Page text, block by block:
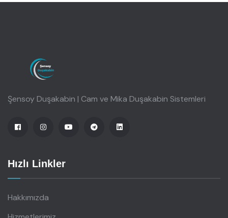
Şensoy Duşakabin | Cam ve Mika Duşakabin Sistemleri
Hızlı Linkler
Hakkımızda